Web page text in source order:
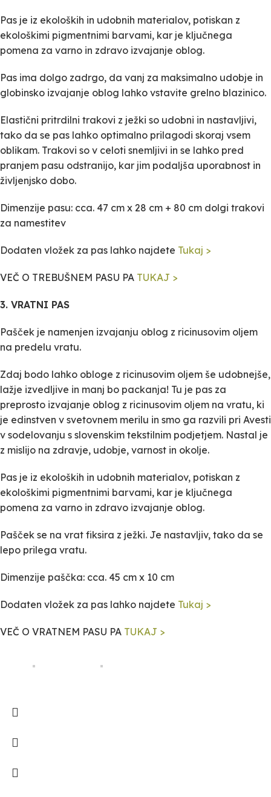
Pas je iz ekoloških in udobnih materialov, potiskan z
ekološkimi pigmentnimi barvami, kar je ključnega
pomena za varno in zdravo izvajanje oblog.
Pas ima dolgo zadrgo, da vanj za maksimalno udobje in
globinsko izvajanje oblog lahko vstavite grelno blazinico.
Elastični pritrdilni trakovi z ježki so udobni in nastavljivi,
tako da se pas lahko optimalno prilagodi skoraj vsem
oblikam. Trakovi so v celoti snemljivi in se lahko pred
pranjem pasu odstranijo, kar jim podaljša uporabnost in
življenjsko dobo.
Dimenzije pasu: cca. 47 cm x 28 cm + 80 cm dolgi trakovi
za namestitev
Dodaten vložek za pas lahko najdete Tukaj >
VEČ O TREBUŠNEM PASU PA TUKAJ >
3. VRATNI PAS
Pašček je namenjen izvajanju oblog z ricinusovim oljem
na predelu vratu.
Zdaj bodo lahko obloge z ricinusovim oljem še udobnejše,
lažje izvedljive in manj bo packanja! Tu je pas za
preprosto izvajanje oblog z ricinusovim oljem na vratu, ki
je edinstven v svetovnem merilu in smo ga razvili pri Avesti
v sodelovanju s slovenskim tekstilnim podjetjem. Nastal je
z mislijo na zdravje, udobje, varnost in okolje.
Pas je iz ekoloških in udobnih materialov, potiskan z
ekološkimi pigmentnimi barvami, kar je ključnega
pomena za varno in zdravo izvajanje oblog.
Pašček se na vrat fiksira z ježki. Je nastavljiv, tako da se
lepo prilega vratu.
Dimenzije paščka: cca. 45 cm x 10 cm
Dodaten vložek za pas lahko najdete Tukaj >
VEČ O VRATNEM PASU PA TUKAJ >